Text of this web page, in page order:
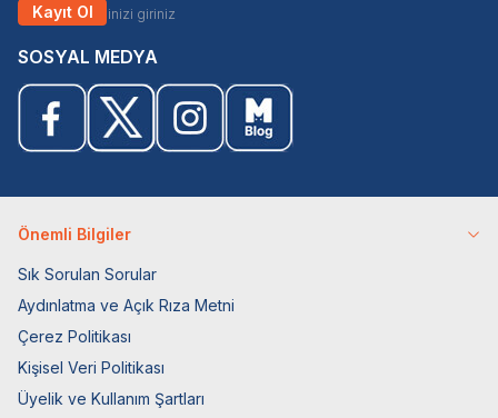
Kayıt Ol
SOSYAL MEDYA
Önemli Bilgiler
Sık Sorulan Sorular
Aydınlatma ve Açık Rıza Metni
Çerez Politikası
Kişisel Veri Politikası
Üyelik ve Kullanım Şartları